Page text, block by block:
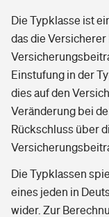
Die Typklasse ist
das die
Einstufung in der
dies auf den
Veränderung bei
Rückschluss über
Die Typklassen
eines jeden in
wider. Zur